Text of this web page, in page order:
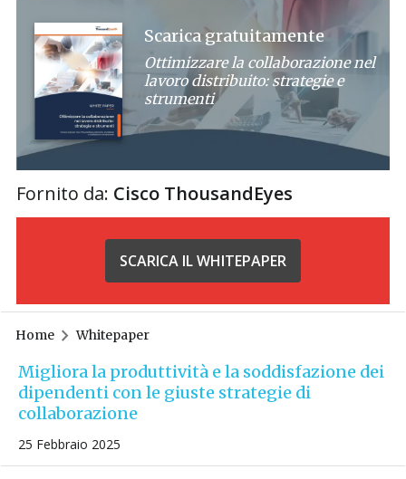
Scarica gratuitamente
Ottimizzare la collaborazione nel
lavoro distribuito: strategie e
strumenti
Fornito da: Cisco ThousandEyes
SCARICA IL WHITEPAPER
Home Whitepaper
Migliora la produttività e la soddisfazione dei
dipendenti con le giuste strategie di
collaborazione
25 Febbraio 2025